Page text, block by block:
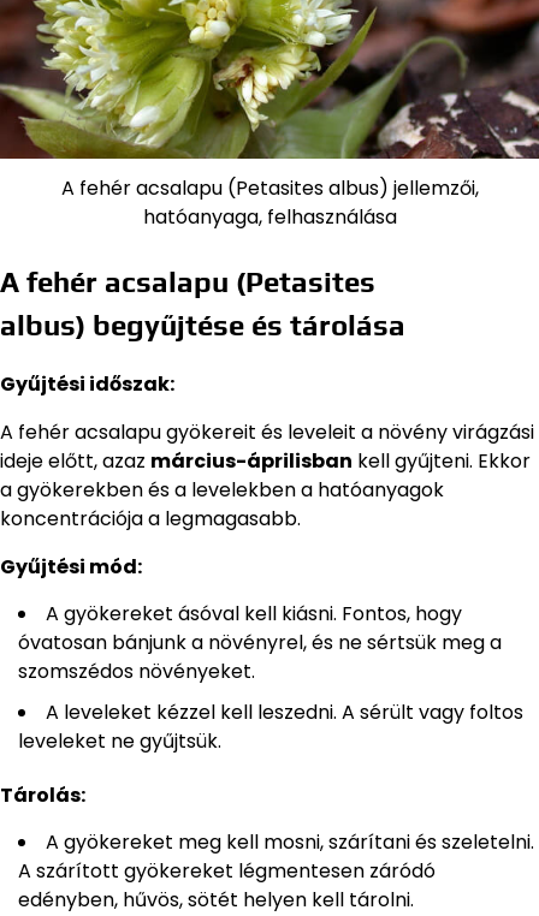
A fehér acsalapu (Petasites albus) jellemzői,
hatóanyaga, felhasználása
A fehér acsalapu (Petasites
albus) begyűjtése és tárolása
Gyűjtési időszak:
A fehér acsalapu gyökereit és leveleit a növény virágzási
ideje előtt, azaz március-áprilisban kell gyűjteni. Ekkor
a gyökerekben és a levelekben a hatóanyagok
koncentrációja a legmagasabb.
Gyűjtési mód:
A gyökereket ásóval kell kiásni. Fontos, hogy
óvatosan bánjunk a növényrel, és ne sértsük meg a
szomszédos növényeket.
A leveleket kézzel kell leszedni. A sérült vagy foltos
leveleket ne gyűjtsük.
Tárolás:
A gyökereket meg kell mosni, szárítani és szeletelni.
A szárított gyökereket légmentesen záródó
edényben, hűvös, sötét helyen kell tárolni.